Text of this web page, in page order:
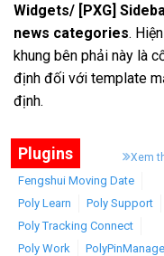
Widgets/ [PXG]
news categories.
khung bên phải này là
định đối với template
định.
Plugins
Fengshui Moving Date
Poly Learn
Poly Support
Poly Tracking Connect
Poly Work
Xem